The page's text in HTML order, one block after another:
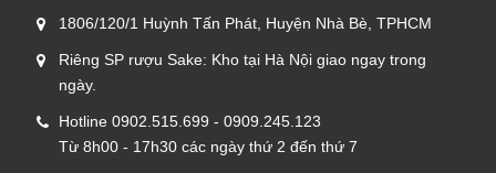
1806/120/1 Huỳnh Tấn Phát, Huyện Nhà Bè, TPHCM
Riêng SP rượu Sake: Kho tại Hà Nội giao ngay trong
ngày.
Hotline 0902.515.699 - 0909.245.123
Từ 8h00 - 17h30 các ngày thứ 2 đến thứ 7